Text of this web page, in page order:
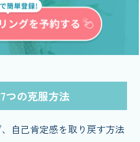
つの克服方法
自己肯定感を取り戻す方法